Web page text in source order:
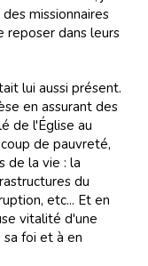
missionnaires
reposer dans leurs
lui aussi présent.
en assurant des
de l'Église au
de pauvreté,
de la vie : la
du
etc... Et en
vitalité d'une
sa foi et à en